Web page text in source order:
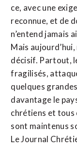
ce, avec une
reconnue, et de
n’entend jamais
Mais
décisif. Partout,
fragilisés,
quelques
davantage le
chrétiens et tous
sont maintenus
Le Journal